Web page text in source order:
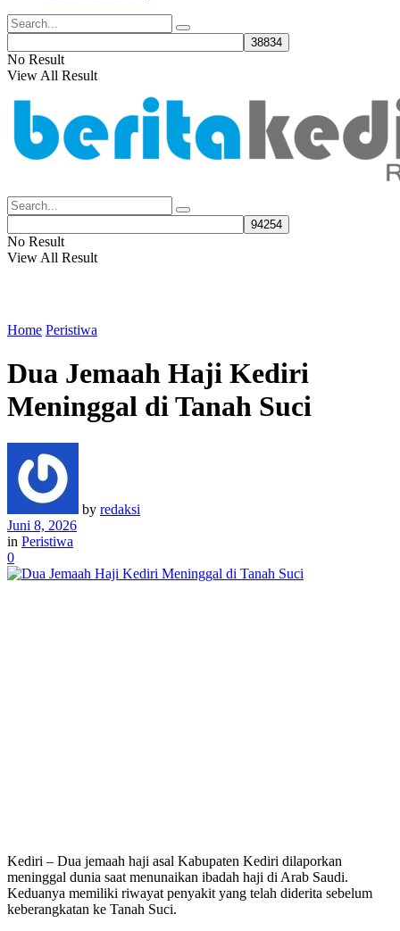
No Result
View All Result
No Result
View All Result
Home Peristiwa
Dua Jemaah Haji Kediri
Meninggal di Tanah Suci
by redaksi
Juni 8, 2026
in Peristiwa
0
Kediri – Dua jemaah haji asal Kabupaten Kediri dilaporkan
meninggal dunia saat menunaikan ibadah haji di Arab Saudi.
Keduanya memiliki riwayat penyakit yang telah diderita sebelum
keberangkatan ke Tanah Suci.